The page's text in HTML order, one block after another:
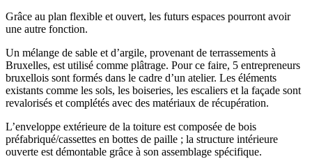
Grâce au plan flexible et ouvert, les futurs espaces pourront avoir
une autre fonction.
Un mélange de sable et d’argile, provenant de terrassements à
Bruxelles, est utilisé comme plâtrage. Pour ce faire, 5 entrepreneurs
bruxellois sont formés dans le cadre d’un atelier. Les éléments
existants comme les sols, les boiseries, les escaliers et la façade sont
revalorisés et complétés avec des matériaux de récupération.
L’enveloppe extérieure de la toiture est composée de bois
préfabriqué/cassettes en bottes de paille ; la structure intérieure
ouverte est démontable grâce à son assemblage spécifique.